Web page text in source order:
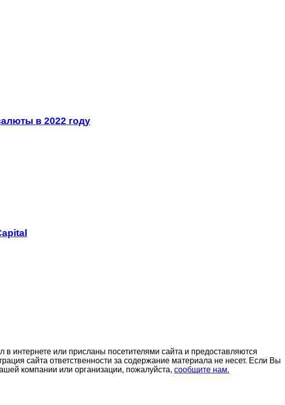
в 2022 году
интернете или присланы посетителями сайта и предоставляются
сайта ответственности за содержание материала не несет. Если Вы
компании или организации, пожалуйста, сообщите нам.